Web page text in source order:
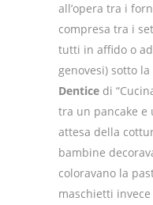
all’opera tra i
compresa tra i
tutti in affido o
genovesi) sotto
Dentice di
tra un pancake
attesa della
bambine
coloravano la
maschietti